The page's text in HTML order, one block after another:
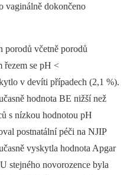
vaginálně dokončeno
porodů včetně porodů
řezem se pH <
v devíti případech (2,1 %).
hodnota BE nižší než
s nízkou hodnotou pH
postnatální péči na NJIP
vyskytla hodnota Apgar
stejného novorozence byla